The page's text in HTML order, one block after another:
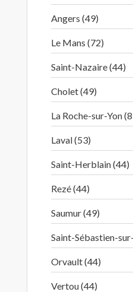
Angers (49)
Le Mans (72)
Saint-Nazaire (44)
Cholet (49)
La Roche-sur-Yon
Laval (53)
Saint-Herblain (44)
Rezé (44)
Saumur (49)
Saint-Sébastien-
Orvault (44)
Vertou (44)